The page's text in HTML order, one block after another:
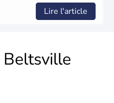
Lire l'article
Beltsville